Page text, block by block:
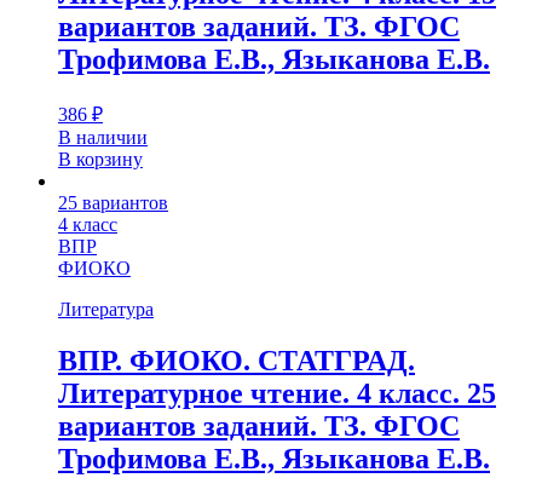
вариантов заданий. ТЗ. ФГОС
Трофимова Е.В., Языканова Е.В.
386 ₽
В наличии
В корзину
25 вариантов
4 класс
ВПР
ФИОКО
Литература
ВПР. ФИОКО. СТАТГРАД.
Литературное чтение. 4 класс. 25
вариантов заданий. ТЗ. ФГОС
Трофимова Е.В., Языканова Е.В.